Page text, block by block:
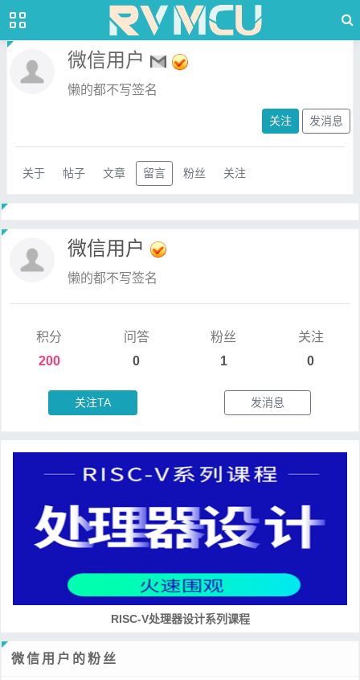
微信用户
懒的都不写签名
关注 发消息
关于 帖子 文章 留言 粉丝 关注
微信用户
懒的都不写签名
积分
200
问答
0
粉丝
1
关注
0
关注TA 发消息
RISC-V处理器设计系列课程
微信用户的粉丝